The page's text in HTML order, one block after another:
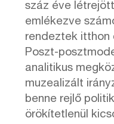
száz éve
emlékezve
rendeztek itthon
Poszt-
analitikus
muzealizált
benne rejlő
örökítetlenül